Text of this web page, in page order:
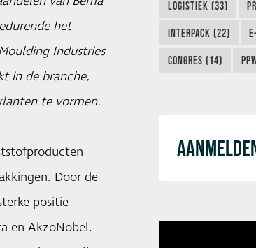
het
Industries
in de branche,
te vormen.
Door de
positie
en AkzoNobel.
LOGISTIEK (33)
INTERPACK (22)
CONGRES (14)